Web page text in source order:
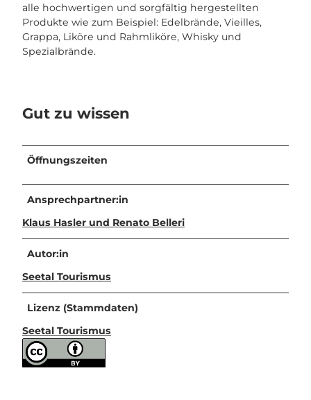
alle hochwertigen und sorgfältig hergestellten
Produkte wie zum Beispiel: Edelbrände, Vieilles,
Grappa, Liköre und Rahmliköre, Whisky und
Spezialbrände.
Gut zu wissen
Öffnungszeiten
Ansprechpartner:in
Klaus Hasler und Renato Belleri
Autor:in
Seetal Tourismus
Lizenz (Stammdaten)
Seetal Tourismus